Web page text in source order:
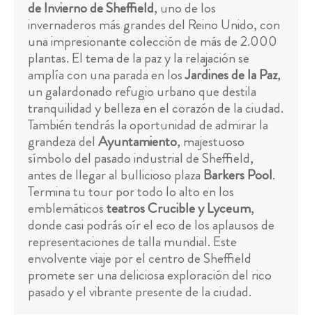
de Invierno de Sheffield, uno de los
invernaderos más grandes del Reino Unido, con
una impresionante colección de más de 2.000
plantas. El tema de la paz y la relajación se
amplía con una parada en losJardines de la Paz,
un galardonado refugio urbano que destila
tranquilidad y belleza en el corazón de la ciudad.
También tendrás la oportunidad de admirar la
grandeza del Ayuntamiento, majestuoso
símbolo del pasado industrial de Sheffield,
antes de llegar al bullicioso plaza Barkers Pool.
Termina tu tour por todo lo alto en los
emblemáticosteatros Crucible y Lyceum,
donde casi podrás oír el eco de los aplausos de
representaciones de talla mundial. Este
envolvente viaje por el centro de Sheffield
promete ser una deliciosa exploración del rico
pasado y el vibrante presente de la ciudad.